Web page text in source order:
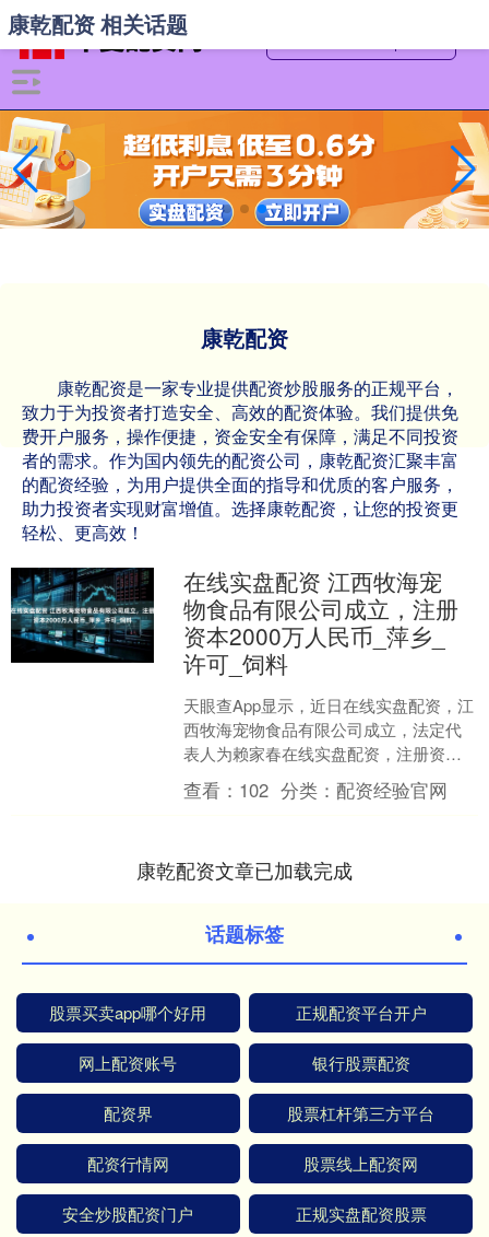
康乾配资
康乾配资是一家专业提供配资炒股服务的正规平台，
致力于为投资者打造安全、高效的配资体验。我们提供免
费开户服务，操作便捷，资金安全有保障，满足不同投资
者的需求。作为国内领先的配资公司，康乾配资汇聚丰富
的配资经验，为用户提供全面的指导和优质的客户服务，
助力投资者实现财富增值。选择康乾配资，让您的投资更
轻松、更高效！
康乾配资 相关话题
在线实盘配资 江西牧海宠
物食品有限公司成立，注册
资本2000万人民币_萍乡_
许可_饲料
天眼查App显示，近日在线实盘配资，江
西牧海宠物食品有限公司成立，法定代
表人为赖家春在线实盘配资，注册资本
2000万人民币，萍乡中壹科技创业发展
有限公司、护卫神....
查看： 102 分类：配资经验官网
康乾配资文章已加载完成
话题标签
股票买卖app哪个好用 正规配资平台开户
网上配资账号 银行股票配资
配资界 股票杠杆第三方平台
配资行情网 股票线上配资网
安全炒股配资门户 正规实盘配资股票